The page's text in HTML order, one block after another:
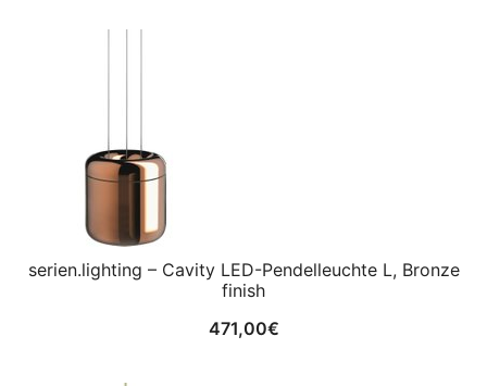
serien.lighting – Cavity LED-Pendelleuchte L, Bronze
finish
471,00€